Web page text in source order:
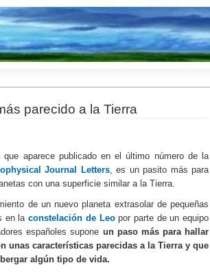
parecido a la Tierra
que aparece publicado en el último número de la
Journal Letters, es un pasito más para
con una superficie similar a la Tierra.
de un nuevo planeta extrasolar de pequeñas
en laconstelación de Leopor parte de un equipo
españoles supone un paso más para hallar
unas características parecidas a la Tierra y que
algún tipo de vida.